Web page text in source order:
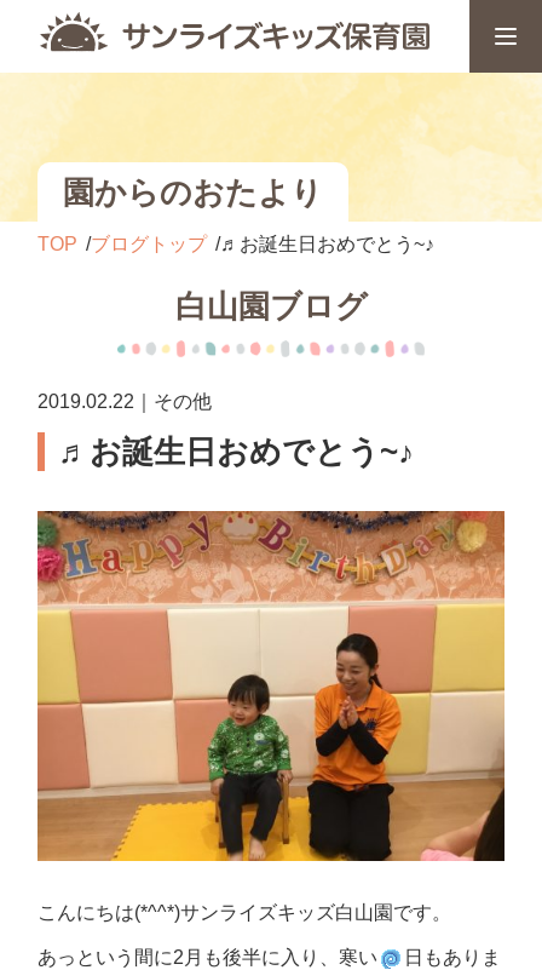
園からのおたより
TOP ブログトップ ♬お誕生日おめでとう~♪
白山園ブログ
2019.02.22｜その他
♬お誕生日おめでとう~♪
こんにちは(*^^*)サンライズキッズ白山園です。
あっという間に2月も後半に入り、寒い 日もありま